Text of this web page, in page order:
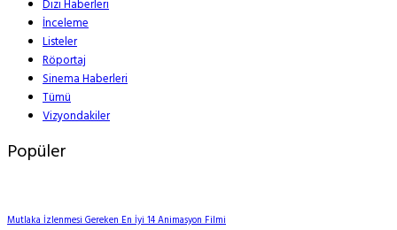
Dizi Haberleri
İnceleme
Listeler
Röportaj
Sinema Haberleri
Tümü
Vizyondakiler
Popüler
Mutlaka İzlenmesi Gereken En İyi 14 Animasyon Filmi